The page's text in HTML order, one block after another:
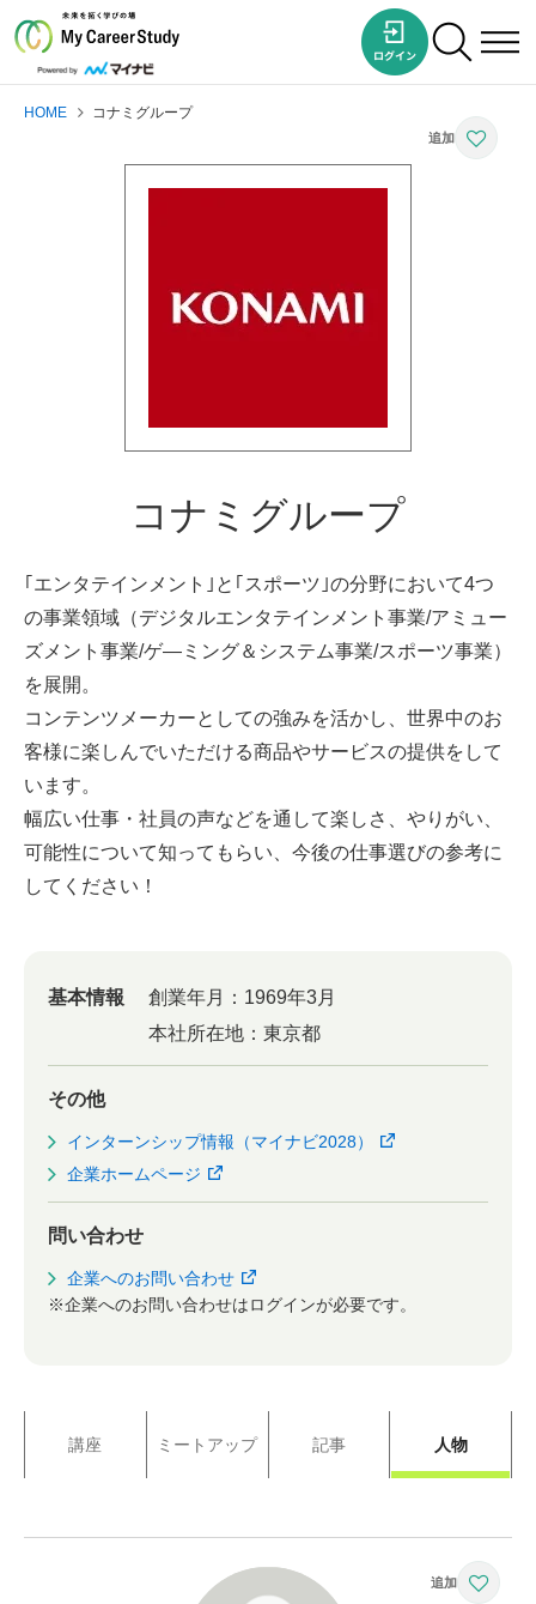
HOME コナミグループ
コナミグループ
｢エンタテインメント｣と｢スポーツ｣の分野において4つ
の事業領域（デジタルエンタテインメント事業/アミュー
ズメント事業/ゲ―ミング＆システム事業/スポーツ事業）
を展開。
コンテンツメーカーとしての強みを活かし、世界中のお
客様に楽しんでいただける商品やサービスの提供をして
います。
幅広い仕事・社員の声などを通して楽しさ、やりがい、
可能性について知ってもらい、今後の仕事選びの参考に
してください！
基本情報 創業年月： 1969年3月
本社所在地： 東京都
その他
インターンシップ情報（マイナビ2028）
企業ホームページ
問い合わせ
企業へのお問い合わせ
※企業へのお問い合わせはログインが必要です。
講座 ミートアップ 記事 人物